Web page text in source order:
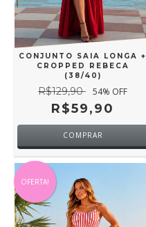
CONJUNTO SAIA LONGA +
CROPPED REBECA
(38/40)
R$129,90 54% OFF
R$59,90
COMPRAR
OFERTA!